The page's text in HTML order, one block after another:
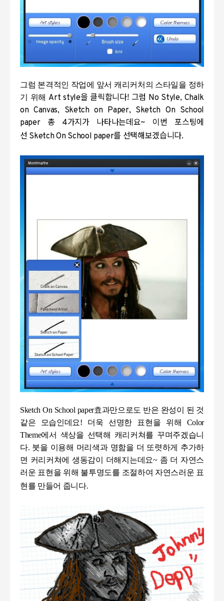
그럼 본격적인 작업에 앞서 캐리커처의 스타일을 정하
기 위해 Art style을 클릭합니다! 그럼 No Style, Chalk
on Canvas, Sketch on Paper, Sketch On School
paper
총 4가지가 나타나는데요~
이번 포스팅에
선 Sketch On School paper를 선택해보겠습니다.
Sketch On School paper효과만으로도 반은 완성이 된 것
같은 모습인데요! 더욱 선명한 표현을 위해
Color
Theme에서 색상을 선택해 캐리커쳐를 꾸며주겠습니
다. 붓을 이용해 머리색과 명함을 더 또렷하게 추가하
면 커리커쳐에 생동감이 더해지는데요~ 좀 더 자연스
러운 표현을 위해 불투명도를 조절하여 자연스러운 표
현를 만들어 줍니다.